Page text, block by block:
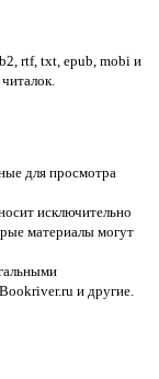
rtf, txt, epub, mobi и
для просмотра
исключительно
материалы могут
и другие.